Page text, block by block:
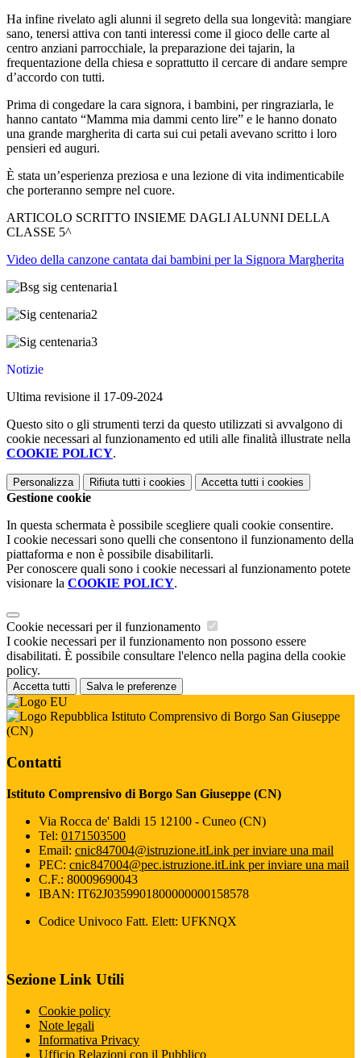
Ha infine rivelato agli alunni il segreto della sua longevità: mangiare
sano, tenersi attiva con tanti interessi come il gioco delle carte al
centro anziani parrocchiale, la preparazione dei tajarin, la
frequentazione della chiesa e soprattutto il cercare di andare sempre
d’accordo con tutti.
Prima di congedare la cara signora, i bambini, per ringraziarla, le
hanno cantato “Mamma mia dammi cento lire” e le hanno donato
una grande margherita di carta sui cui petali avevano scritto i loro
pensieri ed auguri.
È stata un’esperienza preziosa e una lezione di vita indimenticabile
che porteranno sempre nel cuore.
ARTICOLO SCRITTO INSIEME DAGLI ALUNNI DELLA
CLASSE 5^
Video della canzone cantata dai bambini per la Signora Margherita
Notizie
Ultima revisione il 17-09-2024
Questo sito o gli strumenti terzi da questo utilizzati si avvalgono di
cookie necessari al funzionamento ed utili alle finalità illustrate nella
COOKIE POLICY.
Personalizza Rifiuta tutti i cookies Accetta tutti i cookies
Gestione cookie
In questa schermata è possibile scegliere quali cookie consentire.
I cookie necessari sono quelli che consentono il funzionamento della
piattaforma e non è possibile disabilitarli.
Per conoscere quali sono i cookie necessari al funzionamento potete
visionare la COOKIE POLICY.
Cookie necessari per il funzionamento
I cookie necessari per il funzionamento non possono essere
disabilitati. È possibile consultare l'elenco nella pagina della cookie
policy.
Accetta tutti Salva le preferenze
Istituto Comprensivo di Borgo San Giuseppe
(CN)
Contatti
Istituto Comprensivo di Borgo San Giuseppe (CN)
Via Rocca de' Baldi 15 12100 - Cuneo (CN)
Tel: 0171503500
Email: cnic847004@istruzione.itLink per inviare una mail
PEC: cnic847004@pec.istruzione.itLink per inviare una mail
C.F.: 80009690043
IBAN: IT62J0359901800000000158578
Codice Univoco Fatt. Elett: UFKNQX
Sezione Link Utili
Cookie policy
Note legali
Informativa Privacy
Ufficio Relazioni con il Pubblico